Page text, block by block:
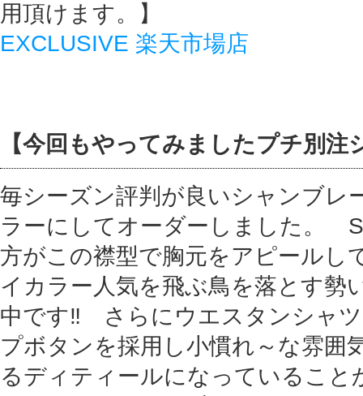
用頂けます。】
EXCLUSIVE 楽天市場店
【今回もやってみましたプチ別注
毎シーズン評判が良いシャンブレ
ラーにしてオーダーしました。
方がこの襟型で胸元をアピールし
イカラー人気を飛ぶ鳥を落とす勢
中です‼ さらにウエスタンシャ
プボタンを採用し小慣れ～な雰囲
るディティールになっているこ